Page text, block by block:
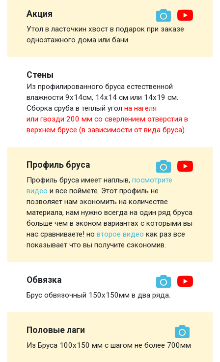
Акция
Утол в ласточкин хвост в подарок при заказе
одноэтажного дома или бани
Стены
Из профилированного бруса естественной
влажности 9х14см, 14х14 см или 14х19 см.
Сборка сруба в теплый угол на нагеля
или гвозди 200 мм со сверлением отверстия в
верхнем брусе (в зависимости от вида бруса).
Профиль бруса
Профиль бруса имеет наплыв, посмотрите
видео и все поймете. Этот профиль не
позволяет нам экономить на количестве
материала, нам нужно всегда на один ряд бруса
больше чем в эконом вариантах с которыми вы
нас сравниваете! но второе видео как раз все
показывает что вы получите сэкономив.
Обвязка
Брус обвязочный 150х150мм в два ряда.
Половые лаги
Из Бруса 100х150 мм с шагом не более 700мм